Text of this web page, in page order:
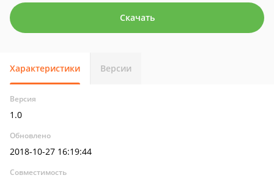
Скачать
Характеристики Версии
Версия
1.0
Обновлено
2018-10-27 16:19:44
Совместимость